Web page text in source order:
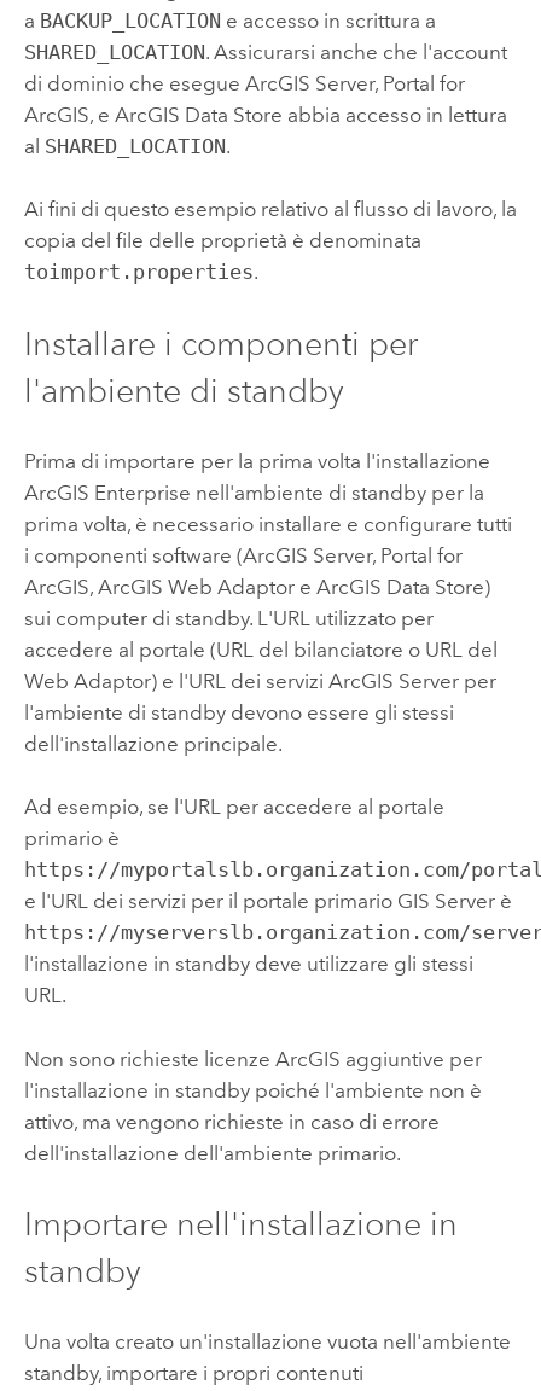
a BACKUP_LOCATION e accesso in scrittura a
SHARED_LOCATION. Assicurarsi anche che l'account
di dominio che esegue ArcGIS Server, Portal for
ArcGIS, e ArcGIS Data Store abbia accesso in lettura
al SHARED_LOCATION.
Ai fini di questo esempio relativo al flusso di lavoro, la
copia del file delle proprietà è denominata
toimport.properties.
Installare i componenti per
l'ambiente di standby
Prima di importare per la prima volta l'installazione
ArcGIS Enterprise nell'ambiente di standby per la
prima volta, è necessario installare e configurare tutti
i componenti software (ArcGIS Server, Portal for
ArcGIS, ArcGIS Web Adaptore ArcGIS Data Store)
sui computer di standby. L'URL utilizzato per
accedere al portale (URL del bilanciatore o URL del
Web Adaptor) e l'URL dei servizi ArcGIS Serverper
l'ambiente di standby devono essere gli stessi
dell'installazione principale.
Ad esempio, se l'URL per accedere al portale
primario è
https://myportalslb.organization.com/
e l'URL dei servizi per il portale primario GIS Serverè
https://myserverslb.organization.com/
l'installazione in standby deve utilizzare gli stessi
URL.
Non sono richieste licenze ArcGIS aggiuntive per
l'installazione in standby poiché l'ambiente non è
attivo, ma vengono richieste in caso di errore
dell'installazione dell'ambiente primario.
Importare nell'installazione in
standby
Una volta creato un'installazione vuota nell'ambiente
standby, importare i propri contenuti